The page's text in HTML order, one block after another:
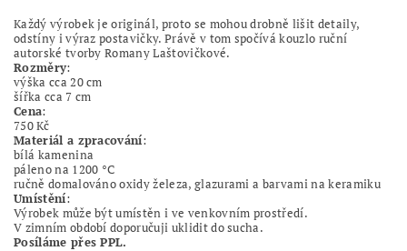
Každý výrobek je originál, proto se mohou drobně lišit detaily,
odstíny i výraz postavičky. Právě v tom spočívá kouzlo ruční
autorské tvorby Romany Laštovičkové.
Rozměry:
výška cca 20 cm
šířka cca 7 cm
Cena:
750 Kč
Materiál a zpracování:
bílá kamenina
páleno na 1200 °C
ručně domalováno oxidy železa, glazurami a barvami na keramiku
Umístění:
Výrobek může být umístěn i ve venkovním prostředí.
V zimním období doporučuji uklidit do sucha.
Posíláme přes PPL.